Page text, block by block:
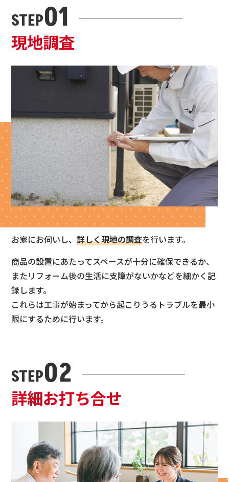
STEP01
現地調査
お家にお伺いし、 詳しく現地の調査を行います。
商品の設置にあたってスペースが十分に確保できるか、
またリフォーム後の生活に支障がないかなどを細かく記
録します。
これらは工事が始まってから起こりうるトラブルを最小
限にするために行います。
STEP02
詳細お打ち合せ